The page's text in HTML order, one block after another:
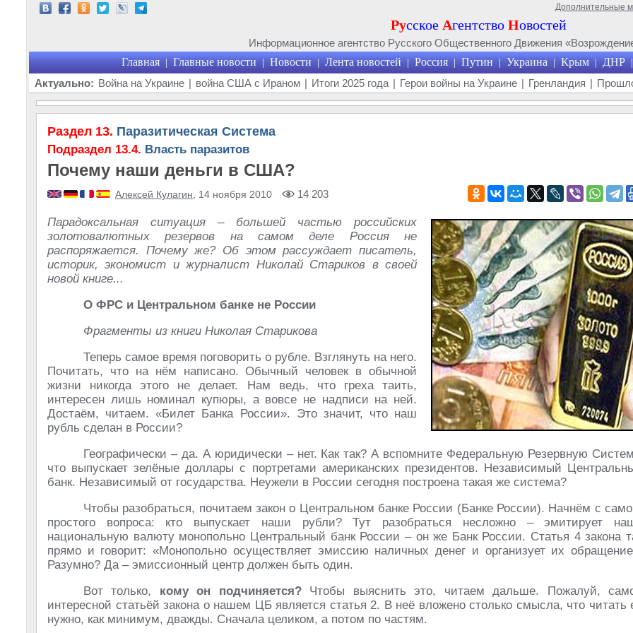
Дополнительные
Русское Агентство Новостей
Информационное агентство Русского Общественного Движения
Главная | Главные новости | Новости | Лента новостей | Россия | Путин | Украина | Крым | ДНР |
Актуально: Война на Украине | война США с Ираном | Итоги 2025 года | Герои войны на Украине | Гренландия |
Раздел 13. Паразитическая Система
Подраздел 13.4. Власть паразитов
Почему наши деньги в США?
Алексей Кулагин , 14 ноября 2010 14 203
Парадоксальная ситуация – большей частью российских
золотовалютных резервов на самом деле Россия не
распоряжается. Почему же? Об этом рассуждает писатель,
историк, экономист и журналист Николай Стариков в своей
новой книге...
О ФРС и Центральном банке не России
Фрагменты из книги Николая Старикова
Теперь самое время поговорить о рубле. Взглянуть на него.
Почитать, что на нём написано. Обычный человек в обычной
жизни никогда этого не делает. Нам ведь, что греха таить,
интересен лишь номинал купюры, а вовсе не надписи на ней.
Достаём, читаем. «Билет Банка России». Это значит, что наш
рубль сделан в России?
Географически – да. А юридически – нет. Как так? А вспомните Федеральную Резервную
что выпускает зелёные доллары с портретами американских президентов. Независимый
банк. Независимый от государства. Неужели в России сегодня построена такая же система?
Чтобы разобраться, почитаем закон о Центральном банке России (Банке России). Начнём с
простого вопроса: кто выпускает наши рубли? Тут разобраться несложно – эмитирует
национальную валюту монопольно Центральный банк России – он же Банк России. Статья 4 закона
прямо и говорит: «Монопольно осуществляет эмиссию наличных денег и организует их
Разумно? Да – эмиссионный центр должен быть один.
Вот только, кому он подчиняется?Чтобы выяснить это, читаем дальше. Пожалуй,
интересной статьёй закона о нашем ЦБ является статья 2. В неё вложено столько смысла, что читать
нужно, как минимум, дважды. Сначала целиком, а потом по частям.